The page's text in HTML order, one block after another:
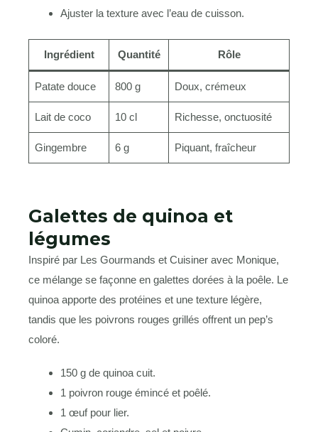
Ajuster la texture avec l’eau de cuisson.
Ingrédient Quantité Rôle
Patate douce 800 g Doux, crémeux
Lait de coco 10 cl Richesse, onctuosité
Gingembre 6 g Piquant, fraîcheur
Galettes de quinoa et
légumes
Inspiré par Les Gourmands et Cuisiner avec Monique,
ce mélange se façonne en galettes dorées à la poêle. Le
quinoa apporte des protéines et une texture légère,
tandis que les poivrons rouges grillés offrent un pep’s
coloré.
150 g de quinoa cuit.
1 poivron rouge émincé et poêlé.
1 œuf pour lier.